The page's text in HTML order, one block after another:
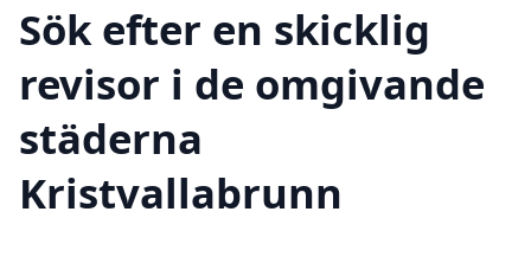
Sök efter en skicklig
revisor i de omgivande
städerna
Kristvallabrunn